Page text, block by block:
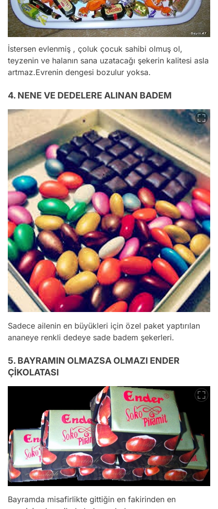
İstersen evlenmiş , çoluk çocuk sahibi olmuş ol,
teyzenin ve halanın sana uzatacağı şekerin kalitesi asla
artmaz.Evrenin dengesi bozulur yoksa.
4. NENE VE DEDELERE ALINAN BADEM
Sadece ailenin en büyükleri için özel paket yaptırılan
ananeye renkli dedeye sade badem şekerleri.
5. BAYRAMIN OLMAZSA OLMAZI ENDER
ÇİKOLATASI
Bayramda misafirlikte gittiğin en fakirinden en